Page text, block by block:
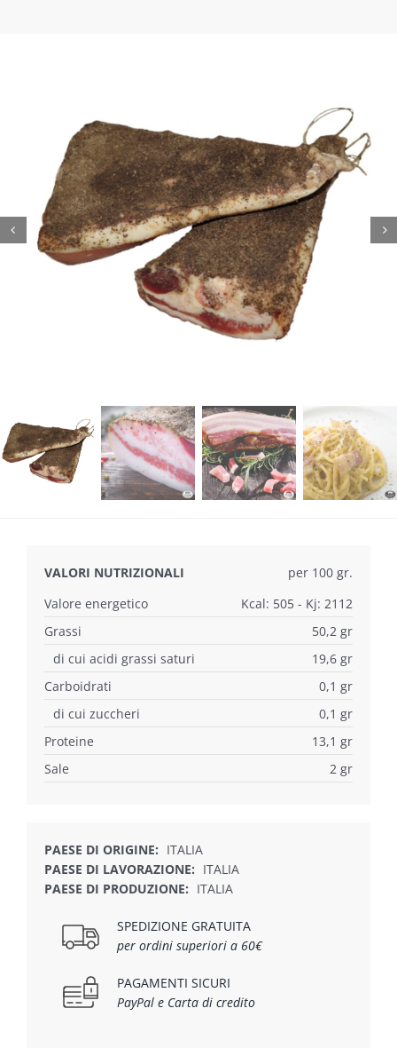
VALORI NUTRIZIONALI
per 100 gr.
Valore energetico
Kcal: 505 - Kj: 2112
Grassi
50,2 gr
di cui acidi grassi saturi
19,6 gr
Carboidrati
0,1 gr
di cui zuccheri
0,1 gr
Proteine
13,1 gr
Sale
2 gr
PAESE DI ORIGINE: ITALIA
PAESE DI LAVORAZIONE: ITALIA
PAESE DI PRODUZIONE: ITALIA
SPEDIZIONE GRATUITA
per ordini superiori a 60€
PAGAMENTI SICURI
PayPal e Carta di credito